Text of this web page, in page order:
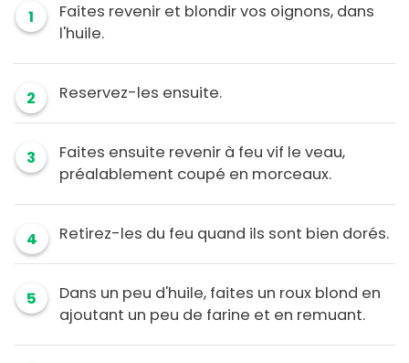
1
Faites revenir et blondir vos oignons, dans
l'huile.
2 Reservez-les ensuite.
3
Faites ensuite revenir à feu vif le veau,
préalablement coupé en morceaux.
4 Retirez-les du feu quand ils sont bien dorés.
5
Dans un peu d'huile, faites un roux blond en
ajoutant un peu de farine et en remuant.